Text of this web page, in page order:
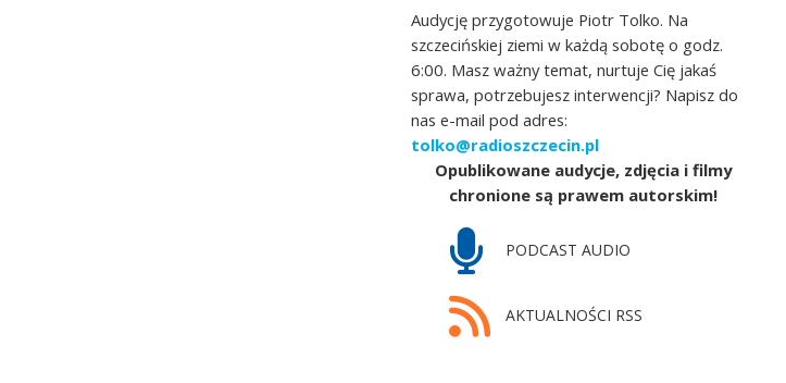
Audycję przygotowuje Piotr Tolko. Na
szczecińskiej ziemi w każdą sobotę o godz.
6:00. Masz ważny temat, nurtuje Cię jakaś
sprawa, potrzebujesz interwencji? Napisz do
nas e-mail pod adres:
tolko@radioszczecin.pl
Opublikowane audycje, zdjęcia i filmy
chronione są prawem autorskim!
PODCAST AUDIO
AKTUALNOŚCI RSS